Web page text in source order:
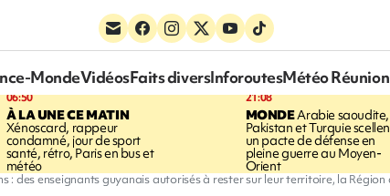
MondeVidéosFaits diversInforoutesMétéo Réunion
06:50
À LA UNE CE MATIN
Xénoscard, rappeur
condamné, jour de sport
santé, rétro, Paris en bus et
météo
21:08
MONDEArabie saoudite,
Pakistan et Turquie
un pacte de défense en
pleine guerre au Moyen-
Orient
: des enseignants guyanais autorisés à rester sur leur territoire, la